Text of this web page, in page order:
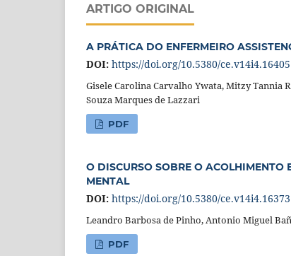
ARTIGO ORIGINAL
A PRÁTICA DO ENFERMEIRO
DOI: https://doi.org/10.5380/ce.v14i4.16405
Gisele Carolina Carvalho Ywata, Mitzy Tannia
Souza Marques de Lazzari
PDF
O DISCURSO SOBRE O
MENTAL
DOI: https://doi.org/10.5380/ce.v14i4.16373
Leandro Barbosa de Pinho, Antonio Miguel
PDF